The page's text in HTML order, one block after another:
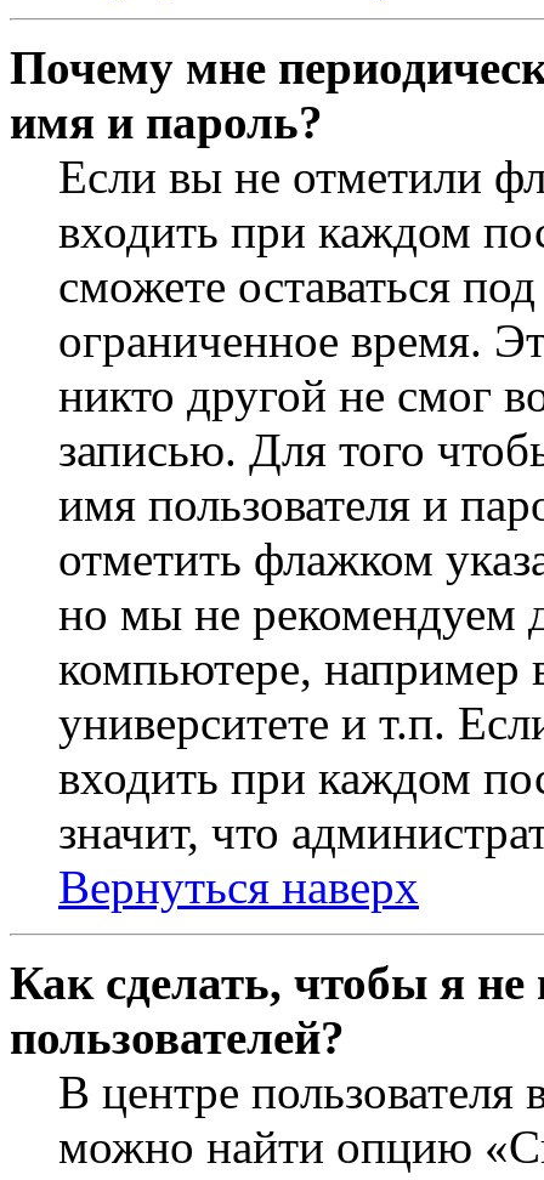
Почему мне
имя и пароль?
Если вы не отметили
входить при каждом
сможете оставаться
ограниченное время.
никто другой не смог
записью. Для того
имя пользователя и
отметить флажком
но мы не рекомендуем
компьютере, например
университете и т.п.
входить при каждом
значит, что
Вернуться наверх
Как сделать, чтобы я
пользователей?
В центре
можно найти опцию